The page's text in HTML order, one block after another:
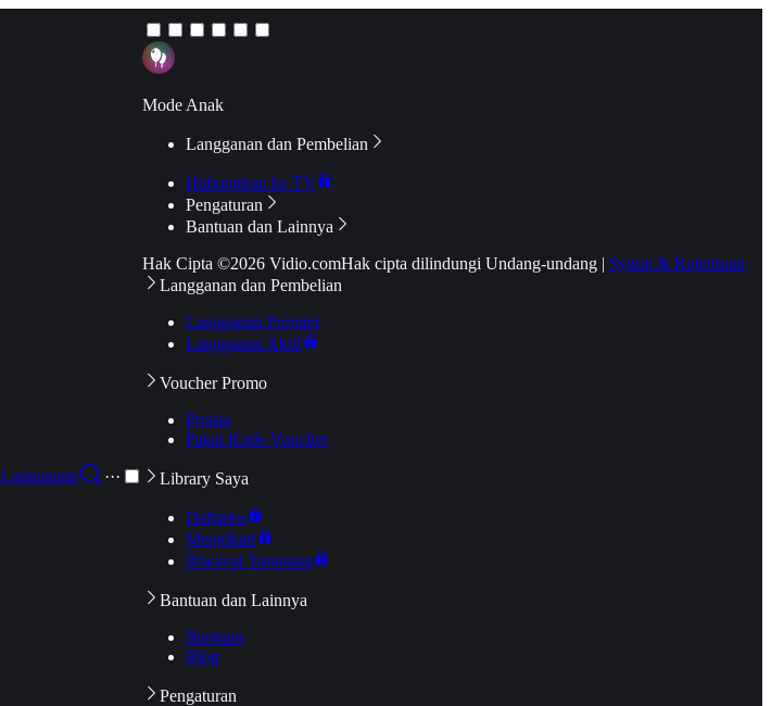
Langganan
···
Mode Anak
Langganan dan Pembelian
Hubungkan ke TV
Pengaturan
Bantuan dan Lainnya
Hak Cipta ©2026 Vidio.comHak cipta dilindungi Undang-undang | Syarat & Ketentuan
Langganan dan Pembelian
Langganan Premier
Langganan Aktif
Voucher Promo
Promo
Pakai Kode Voucher
Library Saya
Daftarku
Mengikuti
Riwayat Tontonan
Bantuan dan Lainnya
Bantuan
Blog
Pengaturan